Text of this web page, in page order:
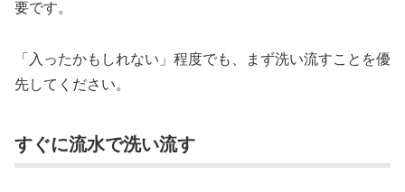
要です。
「入ったかもしれない」程度でも、まず洗い流すことを優
先してください。
すぐに流水で洗い流す